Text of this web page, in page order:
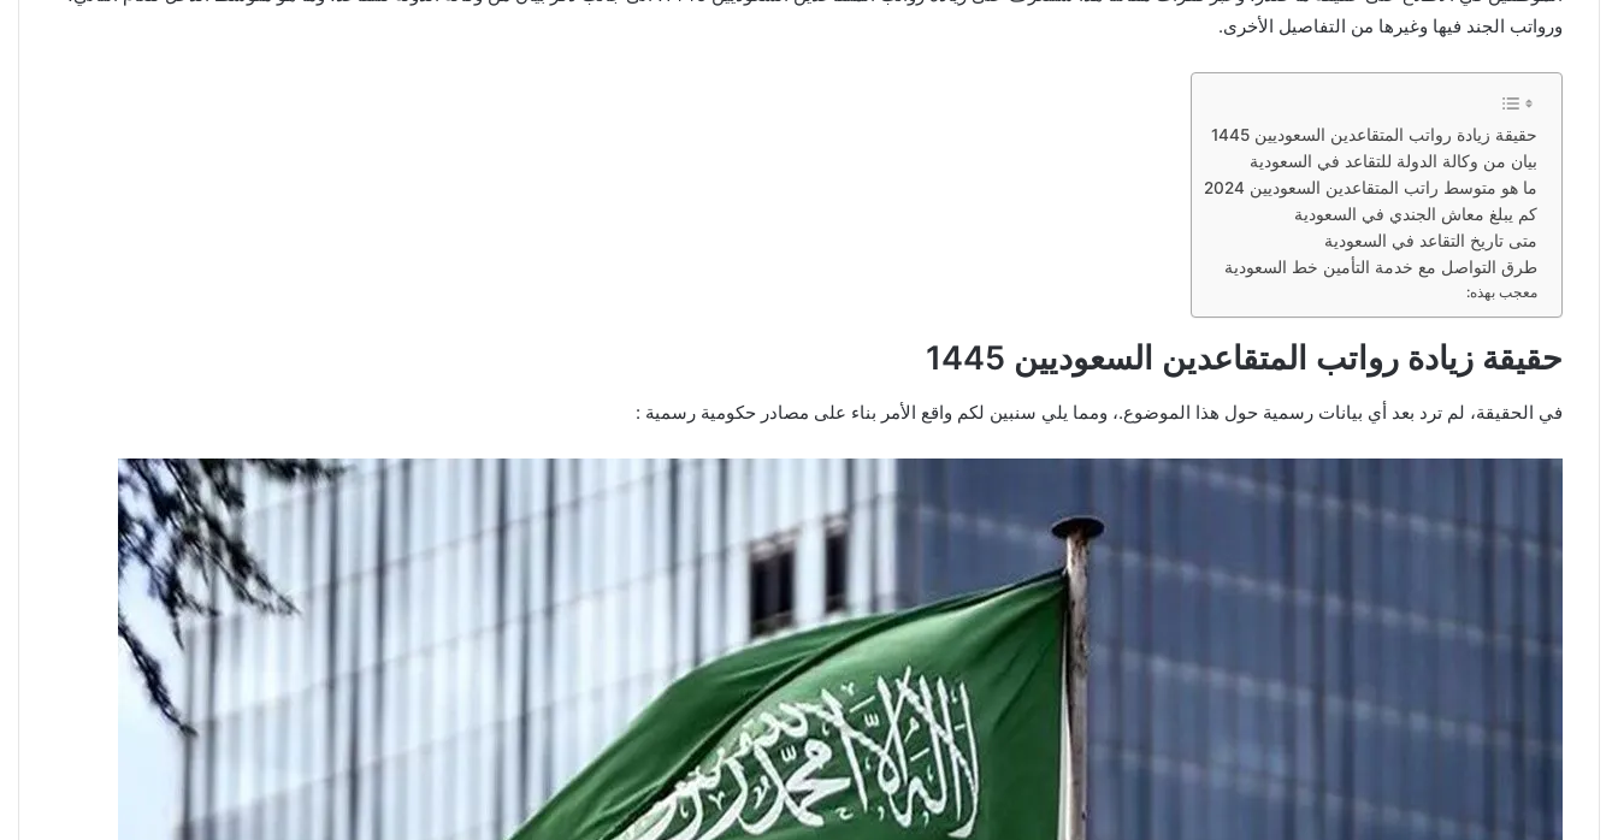
ورواتب الجند فيها وغيرها من التفاصيل الأخرى.
حقيقة زيادة رواتب المتقاعدين السعوديين 1445
بيان من وكالة الدولة للتقاعد في السعودية
ما هو متوسط ​​راتب المتقاعدين السعوديين 2024
كم يبلغ معاش الجندي في السعودية
متى تاريخ التقاعد في السعودية
طرق التواصل مع خدمة التأمين خط السعودية
معجب بهذه:
حقيقة زيادة رواتب المتقاعدين السعوديين 1445
في الحقيقة، لم ترد بعد أي بيانات رسمية حول هذا الموضوع.، ومما يلي سنبين لكم واقع الأمر بناء على مصادر حكومية رسمية :